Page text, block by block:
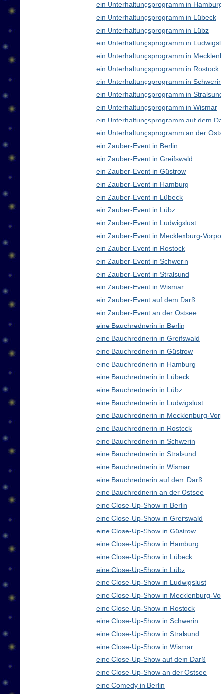
ein Unterhaltungsprogramm in
ein Unterhaltungsprogramm in Lübeck
ein Unterhaltungsprogramm in Lübz
ein Unterhaltungsprogramm in
ein Unterhaltungsprogramm in
ein Unterhaltungsprogramm in Rostock
ein Unterhaltungsprogramm in
ein Unterhaltungsprogramm in
ein Unterhaltungsprogramm in Wismar
ein Unterhaltungsprogramm auf dem
ein Unterhaltungsprogramm an der
ein Zauber-Event in Berlin
ein Zauber-Event in Greifswald
ein Zauber-Event in Güstrow
ein Zauber-Event in Hamburg
ein Zauber-Event in Lübeck
ein Zauber-Event in Lübz
ein Zauber-Event in Ludwigslust
ein Zauber-Event in Mecklenburg-
ein Zauber-Event in Rostock
ein Zauber-Event in Schwerin
ein Zauber-Event in Stralsund
ein Zauber-Event in Wismar
ein Zauber-Event auf dem Darß
ein Zauber-Event an der Ostsee
eine Bauchrednerin in Berlin
eine Bauchrednerin in Greifswald
eine Bauchrednerin in Güstrow
eine Bauchrednerin in Hamburg
eine Bauchrednerin in Lübeck
eine Bauchrednerin in Lübz
eine Bauchrednerin in Ludwigslust
eine Bauchrednerin in Mecklenburg-
eine Bauchrednerin in Rostock
eine Bauchrednerin in Schwerin
eine Bauchrednerin in Stralsund
eine Bauchrednerin in Wismar
eine Bauchrednerin auf dem Darß
eine Bauchrednerin an der Ostsee
eine Close-Up-Show in Berlin
eine Close-Up-Show in Greifswald
eine Close-Up-Show in Güstrow
eine Close-Up-Show in Hamburg
eine Close-Up-Show in Lübeck
eine Close-Up-Show in Lübz
eine Close-Up-Show in Ludwigslust
eine Close-Up-Show in Mecklenburg-
eine Close-Up-Show in Rostock
eine Close-Up-Show in Schwerin
eine Close-Up-Show in Stralsund
eine Close-Up-Show in Wismar
eine Close-Up-Show auf dem Darß
eine Close-Up-Show an der Ostsee
eine Comedy in Berlin